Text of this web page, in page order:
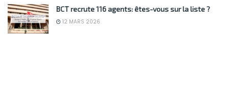
BCT recrute 116 agents: êtes-vous sur la liste ?
12 MARS 2026